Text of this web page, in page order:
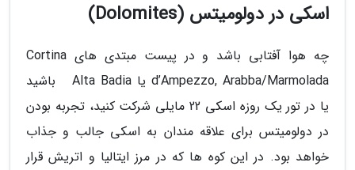
اسکی در دولومیتس (Dolomites)
چه هوا آفتابی باشد و در پیست مبتدی های Cortina
d’Ampezzo, Arabba/Marmolada یا Alta Badia باشید
یا در تور یک روزه اسکی 22 مایلی شرکت کنید، تجربه بودن
در دولومیتس برای علاقه مندان به اسکی جالب و جذاب
خواهد بود. در این کوه ها که در مرز ایتالیا و اتریش قرار